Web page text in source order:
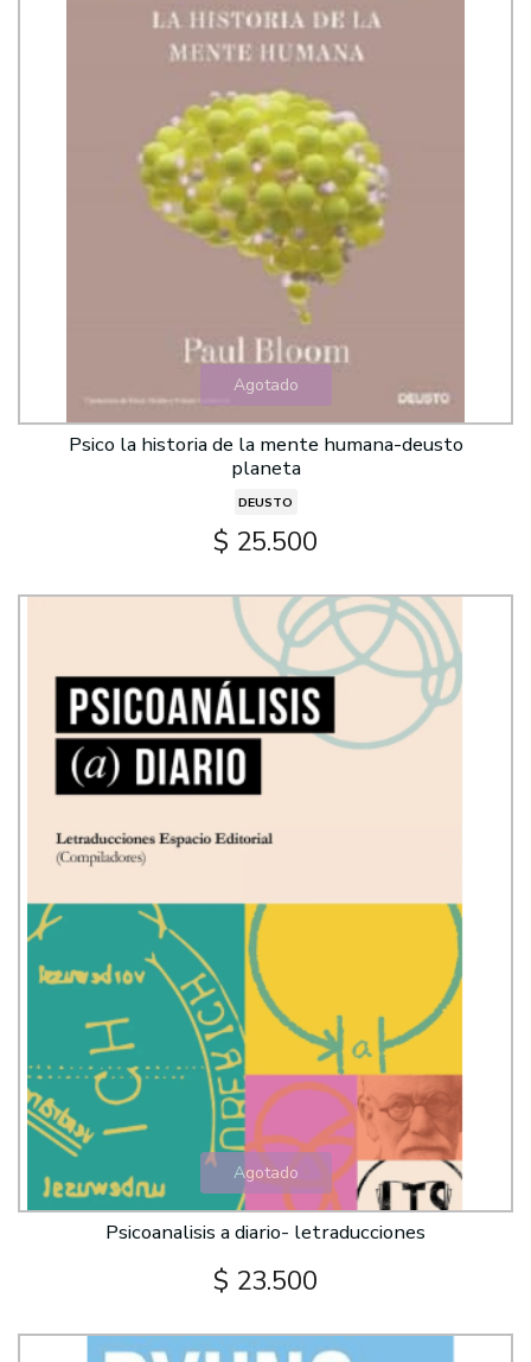
Agotado
Psico la historia de la mente humana-deusto
planeta
DEUSTO
$ 25.500
Agotado
Psicoanalisis a diario- letraducciones
$ 23.500